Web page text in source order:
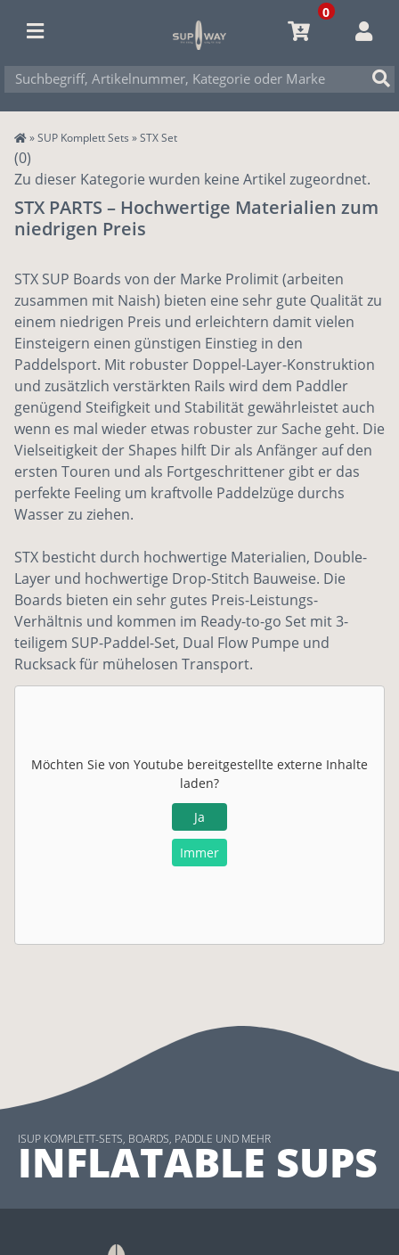
0
»SUP Komplett Sets »STX Set
(0)
Zu dieser Kategorie wurden keine Artikel zugeordnet.
STX PARTS – Hochwertige Materialien zum
niedrigen Preis
STX SUP Boards von der Marke Prolimit (arbeiten
zusammen mit Naish) bieten eine sehr gute Qualität zu
einem niedrigen Preis und erleichtern damit vielen
Einsteigern einen günstigen Einstieg in den
Paddelsport. Mit robuster Doppel-Layer-Konstruktion
und zusätzlich verstärkten Rails wird dem Paddler
genügend Steifigkeit und Stabilität gewährleistet auch
wenn es mal wieder etwas robuster zur Sache geht. Die
Vielseitigkeit der Shapes hilft Dir als Anfänger auf den
ersten Touren und als Fortgeschrittener gibt er das
perfekte Feeling um kraftvolle Paddelzüge durchs
Wasser zu ziehen.
STX besticht durch hochwertige Materialien, Double-
Layer und hochwertige Drop-Stitch Bauweise. Die
Boards bieten ein sehr gutes Preis-Leistungs-
Verhältnis und kommen im Ready-to-go Set mit 3-
teiligem SUP-Paddel-Set, Dual Flow Pumpe und
Rucksack für mühelosen Transport.
Möchten Sie von Youtube bereitgestellte externe Inhalte
laden?
Ja
Immer
ISUP KOMPLETT-SETS, BOARDS, PADDLE UND MEHR
INFLATABLE SUPS